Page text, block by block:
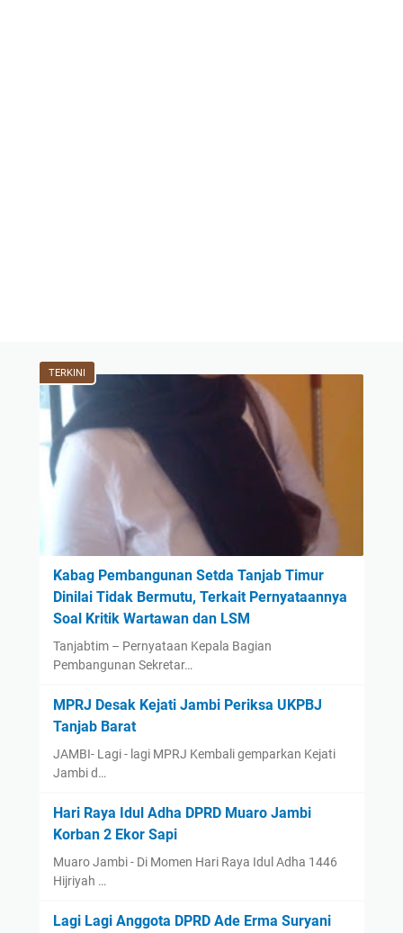
TERKINI
Kabag Pembangunan Setda Tanjab Timur
Dinilai Tidak Bermutu, Terkait Pernyataannya
Soal Kritik Wartawan dan LSM
Tanjabtim – Pernyataan Kepala Bagian
Pembangunan Sekretar…
MPRJ Desak Kejati Jambi Periksa UKPBJ
Tanjab Barat
JAMBI- Lagi - lagi MPRJ Kembali gemparkan Kejati
Jambi d…
Hari Raya Idul Adha DPRD Muaro Jambi
Korban 2 Ekor Sapi
Muaro Jambi - Di Momen Hari Raya Idul Adha 1446
Hijriyah …
Lagi Lagi Anggota DPRD Ade Erma Suryani